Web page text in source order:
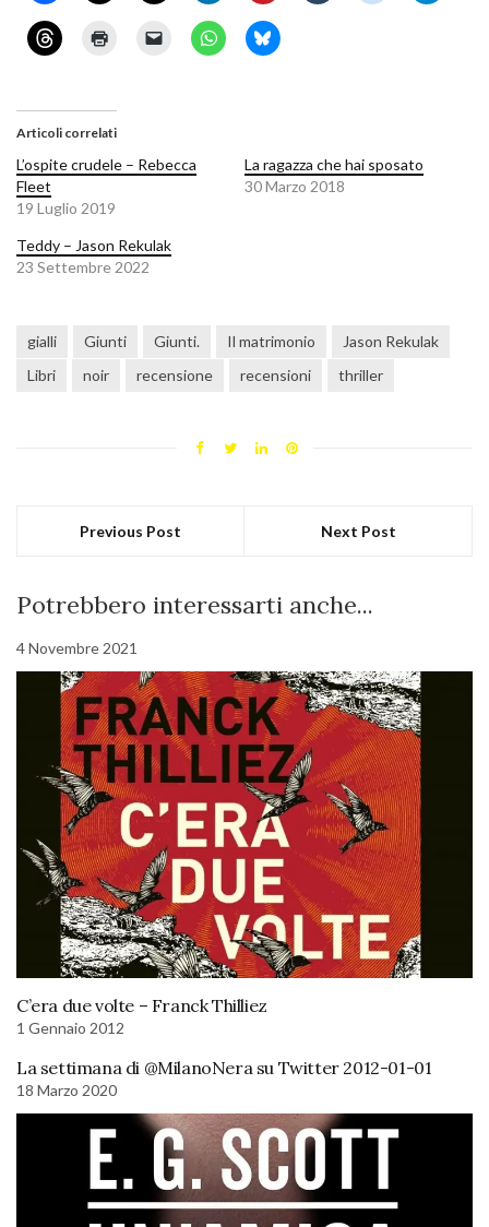
Articoli correlati
L’ospite crudele – Rebecca
Fleet
19 Luglio 2019
La ragazza che hai sposato
30 Marzo 2018
Teddy – Jason Rekulak
23 Settembre 2022
gialli Giunti Giunti. Il matrimonio
Jason Rekulak
Libri
noir recensione recensioni thriller
Previous Post Next Post
Potrebbero interessarti anche...
4 Novembre 2021
C’era due volte – Franck Thilliez
1 Gennaio 2012
La settimana di @MilanoNera su Twitter 2012-01-01
18 Marzo 2020